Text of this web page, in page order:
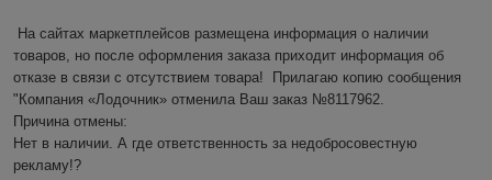
На сайтах маркетплейсов размещена информация о наличии
товаров, но после оформления заказа приходит информация об
отказе в связи с отсутствием товара!  Прилагаю копию сообщения
"Компания «Лодочник» отменила Ваш заказ №8117962.
Причина отмены:
Нет в наличии. А где ответственность за недобросовестную
рекламу!?